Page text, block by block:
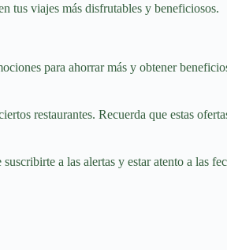
tus viajes más disfrutables y beneficiosos.
para ahorrar más y obtener
restaurantes. Recuerda que estas
a las alertas y estar atento a las